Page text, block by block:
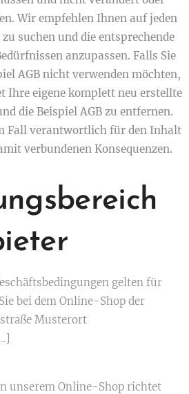
Wir empfehlen Ihnen auf jeden
suchen und die entsprechende
anzupassen. Falls Sie
AGB nicht verwenden möchten,
Ihre eigene komplett neu erstellte
die Beispiel AGB zu entfernen.
Fall verantwortlich für den Inhalt
verbundenen Konsequenzen.
gelten für
bei dem Online-Shop der
Musterort
unserem Online-Shop richtet